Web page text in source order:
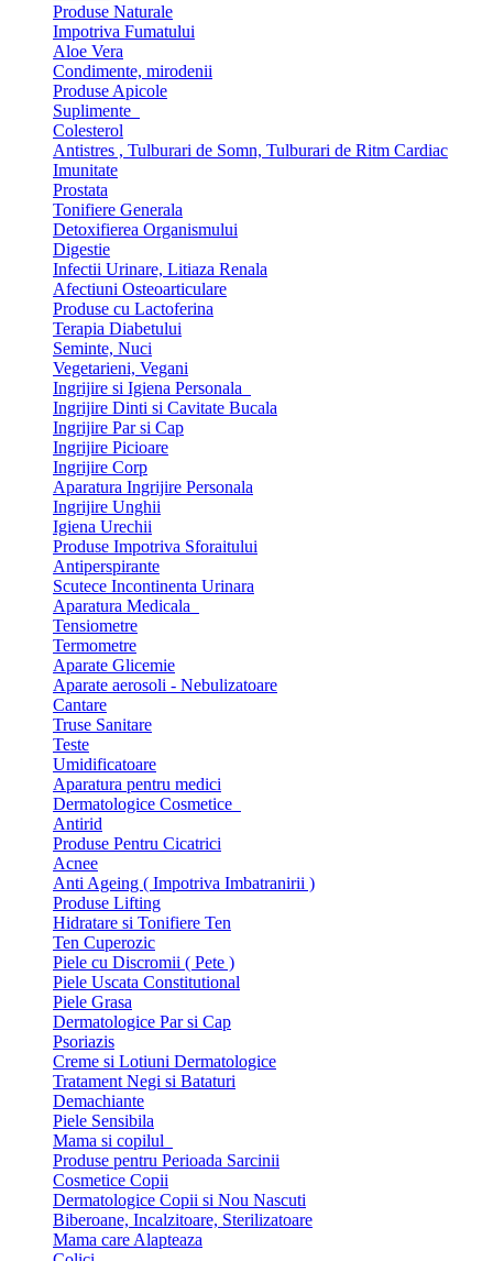
Produse Naturale
Impotriva Fumatului
Aloe Vera
Condimente, mirodenii
Produse Apicole
Suplimente
Colesterol
Antistres , Tulburari de Somn, Tulburari de Ritm Cardiac
Imunitate
Prostata
Tonifiere Generala
Detoxifierea Organismului
Digestie
Infectii Urinare, Litiaza Renala
Afectiuni Osteoarticulare
Produse cu Lactoferina
Terapia Diabetului
Seminte, Nuci
Vegetarieni, Vegani
Ingrijire si Igiena Personala
Ingrijire Dinti si Cavitate Bucala
Ingrijire Par si Cap
Ingrijire Picioare
Ingrijire Corp
Aparatura Ingrijire Personala
Ingrijire Unghii
Igiena Urechii
Produse Impotriva Sforaitului
Antiperspirante
Scutece Incontinenta Urinara
Aparatura Medicala
Tensiometre
Termometre
Aparate Glicemie
Aparate aerosoli - Nebulizatoare
Cantare
Truse Sanitare
Teste
Umidificatoare
Aparatura pentru medici
Dermatologice Cosmetice
Antirid
Produse Pentru Cicatrici
Acnee
Anti Ageing ( Impotriva Imbatranirii )
Produse Lifting
Hidratare si Tonifiere Ten
Ten Cuperozic
Piele cu Discromii ( Pete )
Piele Uscata Constitutional
Piele Grasa
Dermatologice Par si Cap
Psoriazis
Creme si Lotiuni Dermatologice
Tratament Negi si Bataturi
Demachiante
Piele Sensibila
Mama si copilul
Produse pentru Perioada Sarcinii
Cosmetice Copii
Dermatologice Copii si Nou Nascuti
Biberoane, Incalzitoare, Sterilizatoare
Mama care Alapteaza